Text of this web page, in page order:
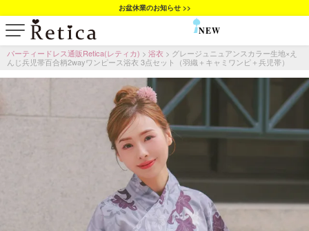
お盆休業のお知らせ >>
NEW
パーティードレス通販Retica(レティカ) 浴衣
グレージュニュアンスカラー生地×え
んじ兵児帯百合柄2wayワンピース浴衣 3点セット（羽織＋キャミワンピ＋兵児帯）